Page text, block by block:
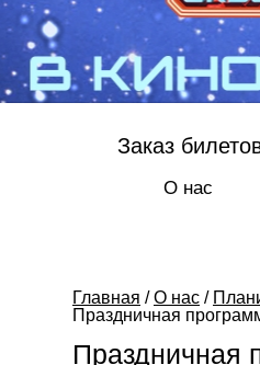
Заказ
О нас
Главная / О нас /
Праздничная
Праздничная